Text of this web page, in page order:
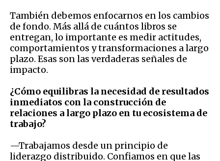
También debemos enfocarnos en los cambios
de fondo. Más allá de cuántos libros se
entregan, lo importante es medir actitudes,
comportamientos y transformaciones a largo
plazo. Esas son las verdaderas señales de
impacto.
¿Cómo equilibras la necesidad de resultados
inmediatos con la construcción de
relaciones a largo plazo en tu ecosistema de
trabajo?
—Trabajamos desde un principio de
liderazgo distribuido. Confiamos en que las